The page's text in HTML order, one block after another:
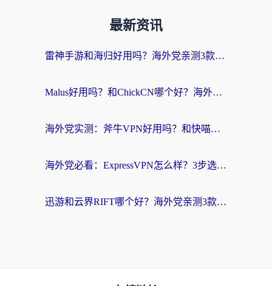
最新资讯
雷神手游和海归好用吗？海外党亲测3款热门回国加速器+番茄加速器深度体验
Malus好用吗？和ChickCN哪个好？海外党亲测：选对回国加速器，追剧游戏不卡顿
海外党实测：斧牛VPN好用吗？和快喵VPN对比哪个回国效果更好？附3款热门加速器深度分析
海外党必看：ExpressVPN怎么样？3步选对回国加速器，无缝刷国内剧玩手游
迅游和云界RIFT哪个好？海外党亲测3款回国加速器，教你无缝刷国内剧玩游戏